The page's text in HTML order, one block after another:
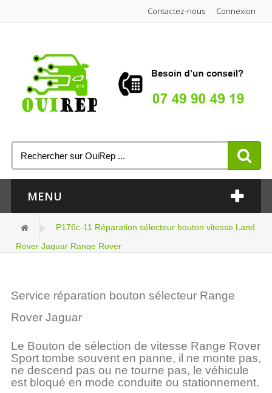
Connexion
Contactez-nous
MENU
P176c-11 Réparation sélecteur bouton vitesse Land
Rover Jaguar Range Rover
Service réparation bouton sélecteur Range
Rover Jaguar
Le Bouton de sélection de vitesse Range Rover
Sport tombe souvent en panne, il ne monte pas,
ne descend pas ou ne tourne pas, le véhicule
est bloqué en mode conduite ou stationnement.